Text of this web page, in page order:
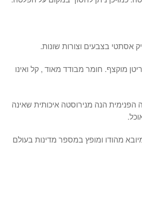
אסתטי בצבעים וצורות שונות.
מוקצף. חומר מבודד מאוד , קל ואינו
הנה מנירוסטה איכותית שאינה
מהודו ומופץ במספר מדינות בעולם